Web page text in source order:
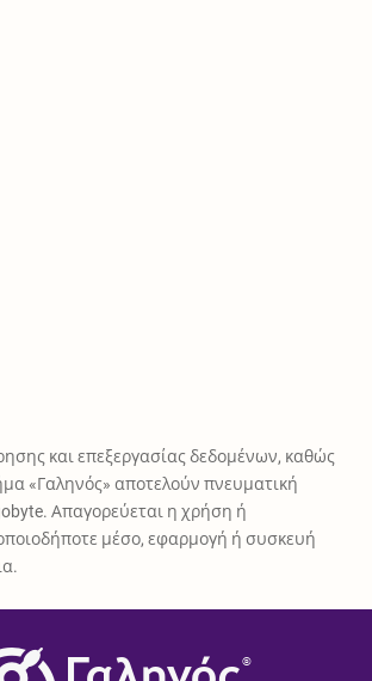
και επεξεργασίας δεδομένων, καθώς
«Γαληνός» αποτελούν πνευματική
Απαγορεύεται η χρήση ή
μέσο, εφαρμογή ή συσκευή
®